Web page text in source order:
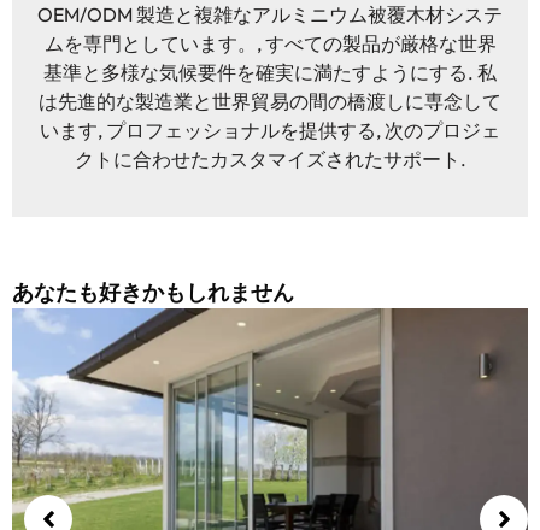
OEM/ODM 製造と複雑なアルミニウム被覆木材システ
ムを専門としています。, すべての製品が厳格な世界
基準と多様な気候要件を確実に満たすようにする. 私
は先進的な製造業と世界貿易の間の橋渡しに専念して
います, プロフェッショナルを提供する, 次のプロジェ
クトに合わせたカスタマイズされたサポート.
あなたも好きかもしれません